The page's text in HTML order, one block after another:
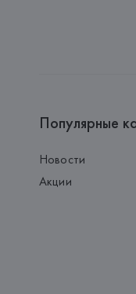
Популярные
Новости
Акции